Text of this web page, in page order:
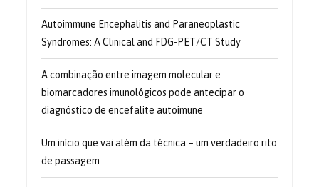
Autoimmune Encephalitis and Paraneoplastic
Syndromes: A Clinical and FDG-PET/CT Study
A combinação entre imagem molecular e
biomarcadores imunológicos pode antecipar o
diagnóstico de encefalite autoimune
Um início que vai além da técnica – um verdadeiro rito
de passagem